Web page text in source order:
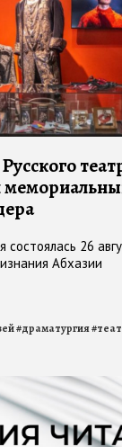
26
Абхазии
#драматургия#